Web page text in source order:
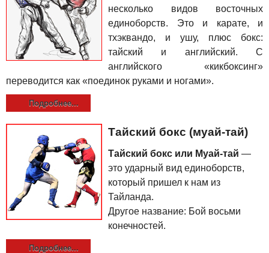
несколько видов восточных
единоборств. Это и карате, и
тхэквандо, и ушу, плюс бокс:
тайский и английский. С
английского «кикбоксинг»
переводится как «поединок руками и ногами».
Подробнее...
Тайский бокс (муай-тай)
Тайский бокс или Муай-тай —
это ударный вид единоборств,
который пришел к нам из
Тайланда.
Другое название: Бой восьми
конечностей.
Подробнее...